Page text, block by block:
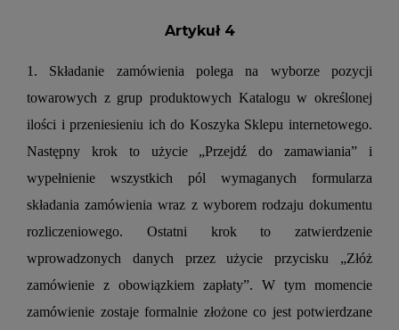
Artykuł 4
1. Składanie zamówienia polega na wyborze pozycji
towarowych z grup produktowych Katalogu w określonej
ilości i przeniesieniu ich do Koszyka Sklepu internetowego.
Następny krok to użycie „Przejdź do zamawiania” i
wypełnienie wszystkich pól wymaganych formularza
składania zamówienia wraz z wyborem rodzaju dokumentu
rozliczeniowego. Ostatni krok to zatwierdzenie
wprowadzonych danych przez użycie przycisku „Złóż
zamówienie z obowiązkiem zapłaty”. W tym momencie
zamówienie zostaje formalnie złożone co jest potwierdzane